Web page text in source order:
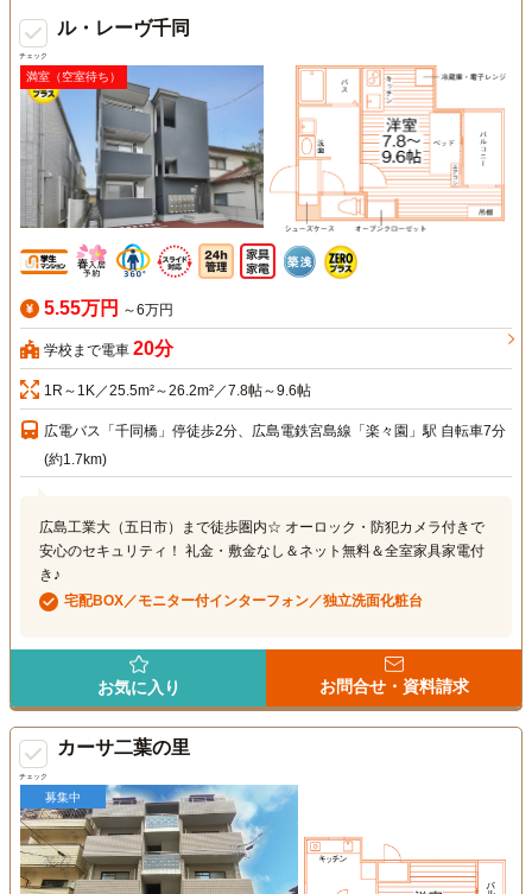
チェック
ル・レーヴ千同
満室（空室待ち）
5.55万円 ～6万円
学校まで電車 20分
1R～1K／25.5m²～26.2m²／7.8帖～9.6帖
広電バス「千同橋」停徒歩2分、広島電鉄宮島線「楽々園」駅 自転車7分
(約1.7km)
広島工業大（五日市）まで徒歩圏内☆ オーロック・防犯カメラ付きで
安心のセキュリティ！ 礼金・敷金なし＆ネット無料＆全室家具家電付
き♪
宅配BOX／モニター付インターフォン／独立洗面化粧台
お気に入り お問合せ・資料請求
チェック
カーサ二葉の里
募集中